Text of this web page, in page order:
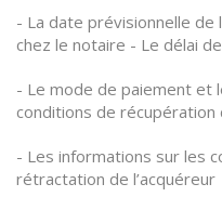
- La date prévisionnelle
chez le notaire - Le délai
- Le mode de paiement et
conditions de
- Les informations sur les
rétractation de l’acquéreur